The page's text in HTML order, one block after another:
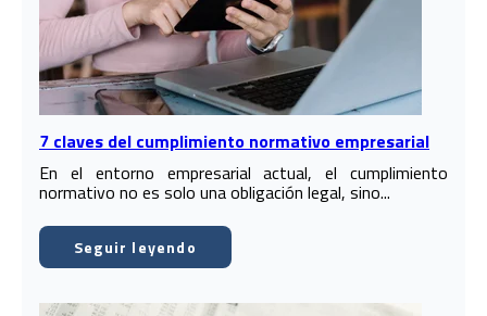
7 claves del cumplimiento normativo empresarial
En el entorno empresarial actual, el cumplimiento
normativo no es solo una obligación legal, sino...
Seguir leyendo